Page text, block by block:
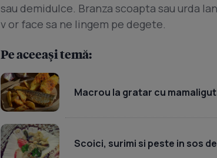
sau demidulce. Branza scoapta sau urda
v or face sa ne lingem pe degete.
Pe aceeași temă:
Macrou la gratar cu
Scoici, surimi si peste in sos